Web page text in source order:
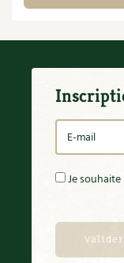
La vie secrète du
BD : La folle
Je